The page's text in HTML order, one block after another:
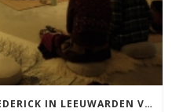
MANTRA ZINGEN MET DIEDERICK IN LEEUWARDEN VRIJDAG 12 JUNI KIRTAN